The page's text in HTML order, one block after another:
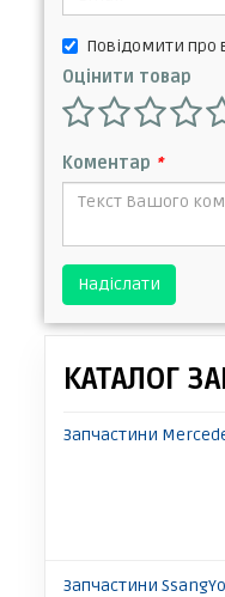
Повідомити про
Оцінити товар
Коментар *
Надіслати
КАТАЛОГ
Запчастини
Запчастини